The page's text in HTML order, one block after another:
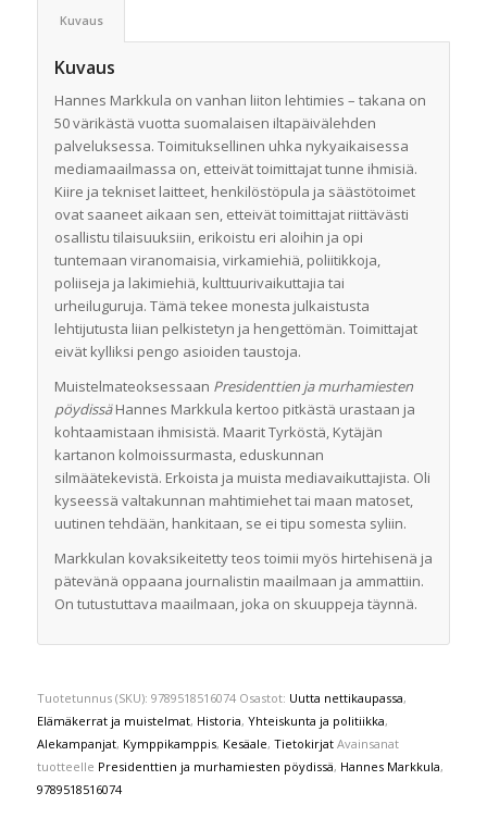
Kuvaus
Kuvaus
Hannes Markkula on vanhan liiton lehtimies – takana on
50 värikästä vuotta suomalaisen iltapäivälehden
palveluksessa. Toimituksellinen uhka nykyaikaisessa
mediamaailmassa on, etteivät toimittajat tunne ihmisiä.
Kiire ja tekniset laitteet, henkilöstöpula ja säästötoimet
ovat saaneet aikaan sen, etteivät toimittajat riittävästi
osallistu tilaisuuksiin, erikoistu eri aloihin ja opi
tuntemaan viranomaisia, virkamiehiä, poliitikkoja,
poliiseja ja lakimiehiä, kulttuurivaikuttajia tai
urheiluguruja. Tämä tekee monesta julkaistusta
lehtijutusta liian pelkistetyn ja hengettömän. Toimittajat
eivät kylliksi pengo asioiden taustoja.
Muistelmateoksessaan Presidenttien ja murhamiesten
pöydissäHannes Markkula kertoo pitkästä urastaan ja
kohtaamistaan ihmisistä. Maarit Tyrköstä, Kytäjän
kartanon kolmoissurmasta, eduskunnan
silmäätekevistä. Erkoista ja muista mediavaikuttajista. Oli
kyseessä valtakunnan mahtimiehet tai maan matoset,
uutinen tehdään, hankitaan, se ei tipu somesta syliin.
Markkulan kovaksikeitetty teos toimii myös hirtehisenä ja
pätevänä oppaana journalistin maailmaan ja ammattiin.
On tutustuttava maailmaan, joka on skuuppeja täynnä.
Tuotetunnus (SKU): 9789518516074 Osastot: Uutta nettikaupassa,
Elämäkerrat ja muistelmat, Historia, Yhteiskunta ja politiikka,
Alekampanjat, Kymppikamppis, Kesäale, Tietokirjat Avainsanat
tuotteelle Presidenttien ja murhamiesten pöydissä, Hannes Markkula,
9789518516074